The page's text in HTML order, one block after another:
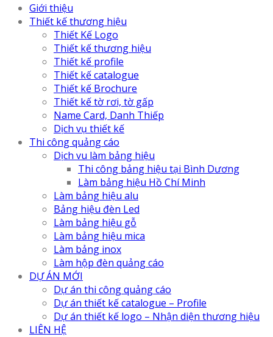
Giới thiệu
Thiết kế thương hiệu
Thiết Kế Logo
Thiết kế thương hiệu
Thiết kế profile
Thiết kế catalogue
Thiết kế Brochure
Thiết kế tờ rơi, tờ gấp
Name Card, Danh Thiếp
Dịch vụ thiết kế
Thi công quảng cáo
Dịch vu làm bảng hiệu
Thi công bảng hiệu tại Bình Dương
Làm bảng hiệu Hồ Chí Minh
Làm bảng hiệu alu
Bảng hiệu đèn Led
Làm bảng hiệu gỗ
Làm bảng hiệu mica
Làm bảng inox
Làm hộp đèn quảng cáo
DỰ ÁN MỚI
Dự án thi công quảng cáo
Dự án thiết kế catalogue – Profile
Dự án thiết kế logo – Nhận diện thương hiệu
LIÊN HỆ